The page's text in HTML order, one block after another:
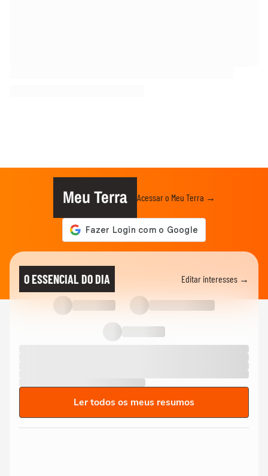
Meu Terra Acessar o Meu Terra →
O ESSENCIAL DO DIA Editar interesses →
Ler todos os meus resumos